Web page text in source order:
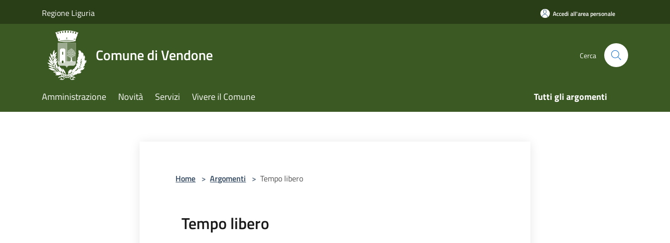
Regione Liguria Accedi all'area personale
Comune di Vendone Cerca
Amministrazione Novità Servizi Vivere il Comune Tutti gli argomenti
Home > Argomenti > Tempo libero
Tempo libero